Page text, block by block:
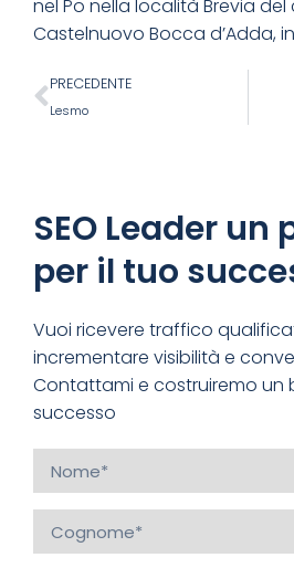
nel Po nella località Brevia
Castelnuovo Bocca d’Adda,
PRECEDENTE
Lesmo
SEO Leader un
per il tuo
Vuoi ricevere traffico
incrementare visibilità e
Contattami e costruiremo un
successo